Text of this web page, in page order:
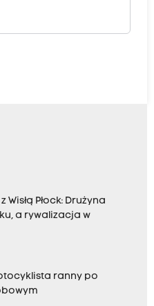
Płock: Drużyna
a rywalizacja w
ranny po